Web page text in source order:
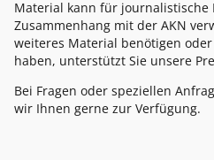
Material kann für journalistische
Zusammenhang mit der AKN
weiteres Material benötigen
haben, unterstützt Sie unsere
Bei Fragen oder speziellen
wir Ihnen gerne zur Verfügung.